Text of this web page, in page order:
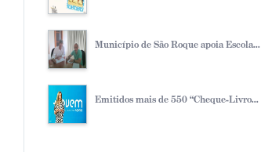
Município de São Roque apoia Escola...
Emitidos mais de 550 “Cheque-Livro...